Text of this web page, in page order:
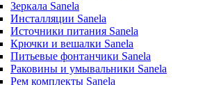
Зеркала Sanela
Инсталляции Sanela
Источники питания Sanela
Крючки и вешалки Sanela
Питьевые фонтанчики Sanela
Раковины и умывальники Sanela
Рем комплекты Sanela